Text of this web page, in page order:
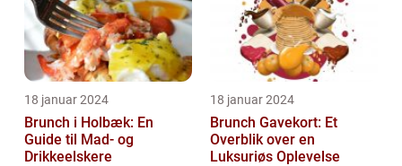
18 januar 2024
Brunch i Holbæk: En
Guide til Mad- og
Drikkeelskere
18 januar 2024
Brunch Gavekort: Et
Overblik over en
Luksuriøs Oplevelse